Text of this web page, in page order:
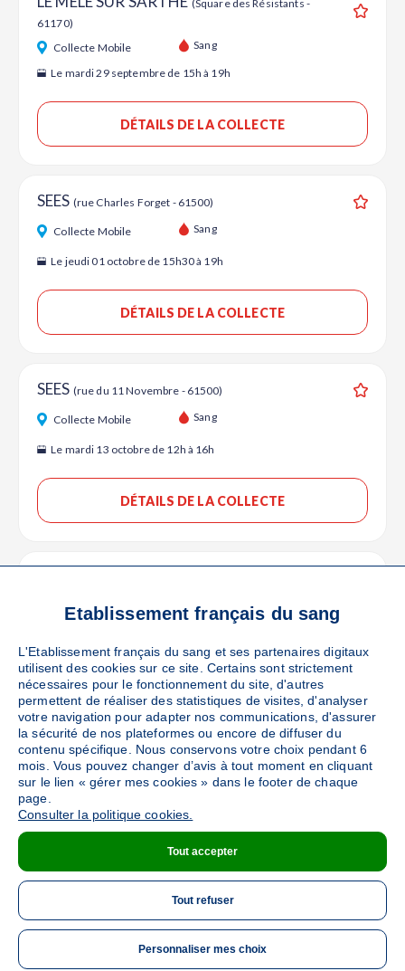
(Square des Résistants -
61170)
Collecte Mobile Sang
Le mardi 29 septembre de 15h à 19h
DÉTAILS DE LA COLLECTE
SEES (rue Charles Forget - 61500)
Collecte Mobile Sang
Le jeudi 01 octobre de 15h30 à 19h
DÉTAILS DE LA COLLECTE
SEES (rue du 11 Novembre - 61500)
Collecte Mobile Sang
Le mardi 13 octobre de 12h à 16h
DÉTAILS DE LA COLLECTE
Collecte Mobile Sang
DÉTAILS DE LA COLLECTE
VIMOUTIERS(Rue Marie HAREL - 61120)
Le lundi 26 octobre de 15h à 19h
DÉTAILS DE LA COLLECTE
Etablissement français du sang
L'Etablissement français du sang et ses partenaires digitaux
utilisent des cookies sur ce site. Certains sont strictement
nécessaires pour le fonctionnement du site, d'autres
permettent de réaliser des statistiques de visites, d'analyser
votre navigation pour adapter nos communications, d'assurer
la sécurité de nos plateformes ou encore de diffuser du
contenu spécifique. Nous conservons votre choix pendant 6
mois. Vous pouvez changer d’avis à tout moment en cliquant
sur le lien « gérer mes cookies » dans le footer de chaque
page.
Consulter la politique cookies.
Tout accepter
Tout refuser
Personnaliser mes choix